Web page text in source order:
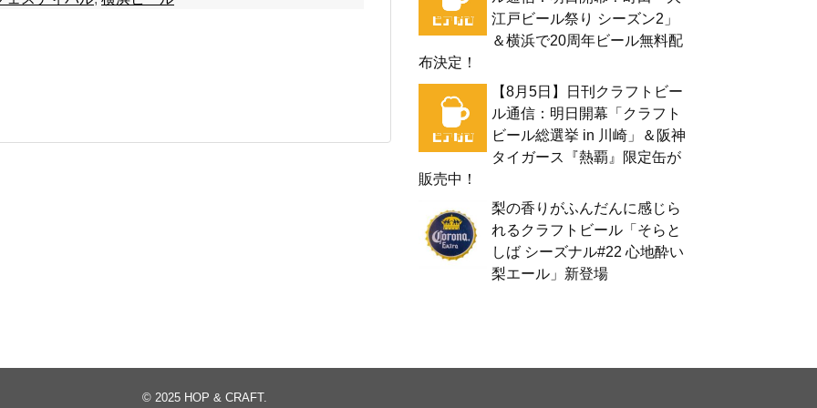
江戸ビール祭り シーズン2」
＆横浜で20周年ビール無料配
布決定！
【8月5日】日刊クラフトビー
ル通信：明日開幕「クラフト
ビール総選挙 in 川崎」＆阪神
タイガース『熱覇』限定缶が
販売中！
梨の香りがふんだんに感じら
れるクラフトビール「そらと
しば シーズナル#22 心地酔い
梨エール」新登場
© 2025 HOP & CRAFT.